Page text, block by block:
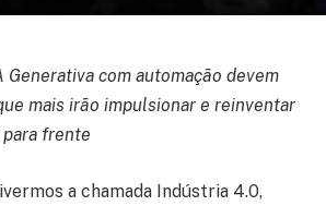
com automação devem
mais irão impulsionar e reinventar
frente
a chamada Indústria 4.0,